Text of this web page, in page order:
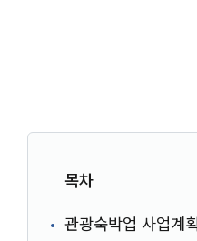
목차
관광숙박업 사업계